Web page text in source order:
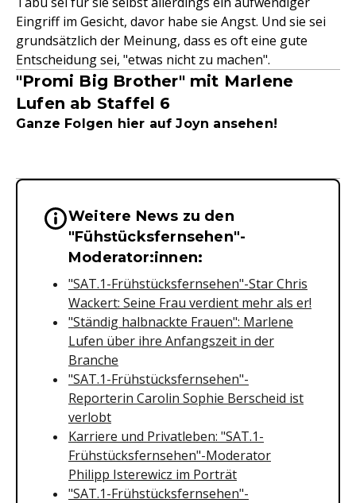
Eingriff im Gesicht, davor habe sie Angst. Und sie sei
grundsätzlich der Meinung, dass es oft eine gute
Entscheidung sei, "etwas nicht zu machen".
"Promi Big Brother" mit Marlene
Lufen ab Staffel 6
Ganze Folgen hier auf Joyn ansehen!
Wichtige Hinweise &
Weitere News zu den
"Fühstücksfernsehen"-
Moderator:innen:
"SAT.1-Frühstücksfernsehen"-Star Chris
Wackert: Seine Frau verdient mehr als er!
"Ständig halbnackte Frauen": Marlene
Lufen über ihre Anfangszeit in der
Branche
"SAT.1-Frühstücksfernsehen"-
Reporterin Carolin Sophie Berscheid ist
verlobt
Karriere und Privatleben: "SAT.1-
Frühstücksfernsehen"-Moderator
Philipp Isterewicz im Porträt
"SAT.1-Frühstücksfernsehen"-